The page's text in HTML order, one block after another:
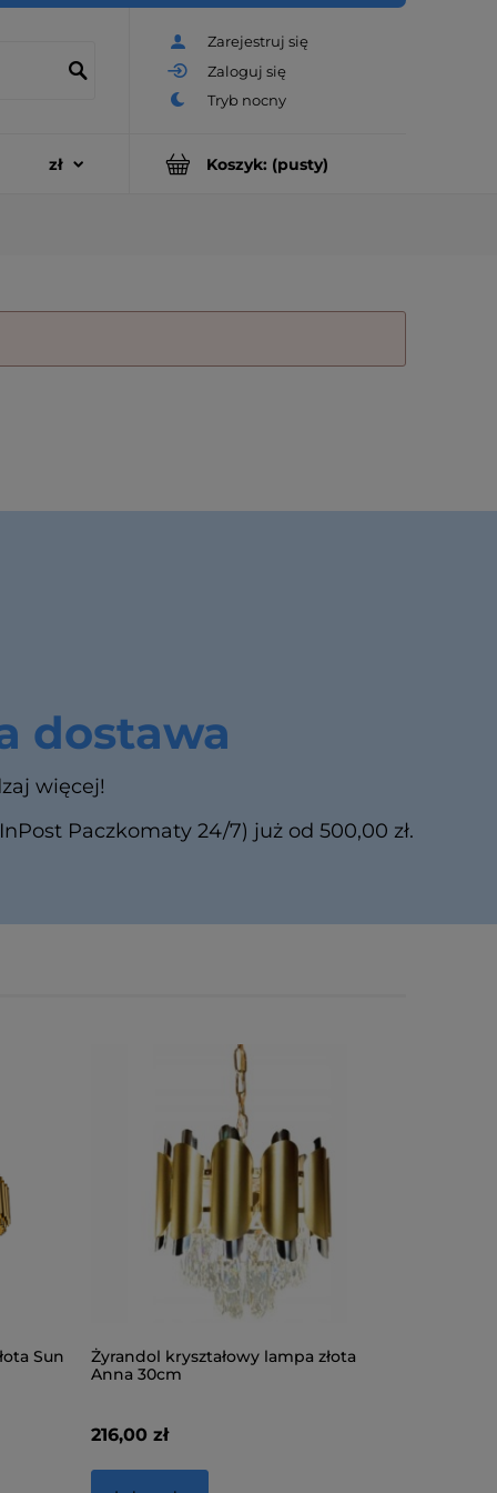
Zarejestruj się
Zaloguj się
Koszyk: (pusty)
dostawa
więcej!
Paczkomaty 24/7) już od 500,00 zł.
Sun
Żyrandol kryształowy lampa złota
Anna 30cm
216,00 zł